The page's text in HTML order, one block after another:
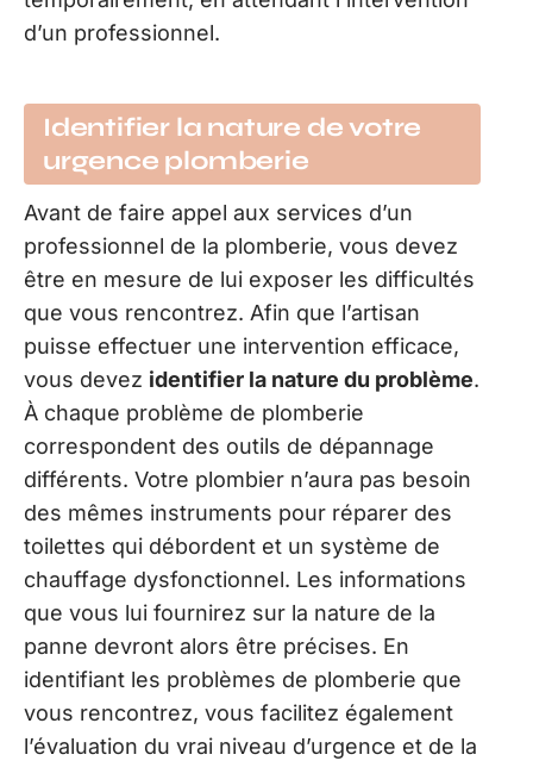
d’un professionnel.
Identifier la nature de votre
urgence plomberie
Avant de faire appel aux services d’un
professionnel de la plomberie, vous devez
être en mesure de lui exposer les difficultés
que vous rencontrez. Afin que l’artisan
puisse effectuer une intervention efficace,
vous devez identifier la nature du problème.
À chaque problème de plomberie
correspondent des outils de dépannage
différents. Votre plombier n’aura pas besoin
des mêmes instruments pour réparer des
toilettes qui débordent et un système de
chauffage dysfonctionnel. Les informations
que vous lui fournirez sur la nature de la
panne devront alors être précises. En
identifiant les problèmes de plomberie que
vous rencontrez, vous facilitez également
l’évaluation du vrai niveau d’urgence et de la